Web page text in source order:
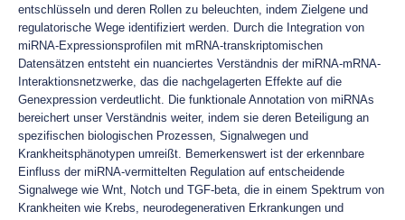
entschlüsseln und deren Rollen zu beleuchten, indem Zielgene und
regulatorische Wege identifiziert werden. Durch die Integration von
miRNA-Expressionsprofilen mit mRNA-transkriptomischen
Datensätzen entsteht ein nuanciertes Verständnis der miRNA-mRNA-
Interaktionsnetzwerke, das die nachgelagerten Effekte auf die
Genexpression verdeutlicht. Die funktionale Annotation von miRNAs
bereichert unser Verständnis weiter, indem sie deren Beteiligung an
spezifischen biologischen Prozessen, Signalwegen und
Krankheitsphänotypen umreißt. Bemerkenswert ist der erkennbare
Einfluss der miRNA-vermittelten Regulation auf entscheidende
Signalwege wie Wnt, Notch und TGF-beta, die in einem Spektrum von
Krankheiten wie Krebs, neurodegenerativen Erkrankungen und